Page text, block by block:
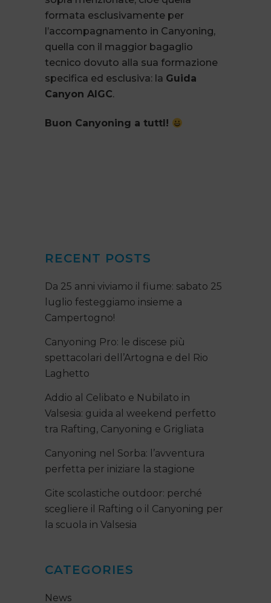
formata esclusivamente per
l’accompagnamento in Canyoning,
quella con il maggior bagaglio
tecnico dovuto alla sua formazione
specifica ed esclusiva: la Guida
Canyon AIGC.
Buon Canyoning a tuttI!
RECENT POSTS
Da 25 anni viviamo il fiume: sabato 25
luglio festeggiamo insieme a
Campertogno!
Canyoning Pro: le discese più
spettacolari dell’Artogna e del Rio
Laghetto
Addio al Celibato e Nubilato in
Valsesia: guida al weekend perfetto
tra Rafting, Canyoning e Grigliata
Canyoning nel Sorba: l’avventura
perfetta per iniziare la stagione
Gite scolastiche outdoor: perché
scegliere il Rafting o il Canyoning per
la scuola in Valsesia
CATEGORIES
News